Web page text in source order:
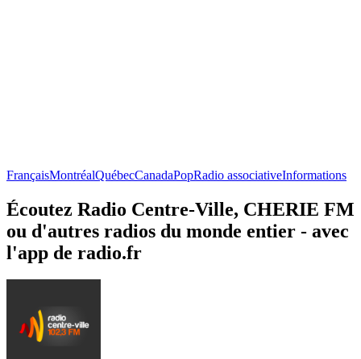
FrançaisMontréalQuébecCanadaPopRadio associativeInformations
Écoutez Radio Centre-Ville, CHERIE FM
ou d'autres radios du monde entier - avec
l'app de radio.fr